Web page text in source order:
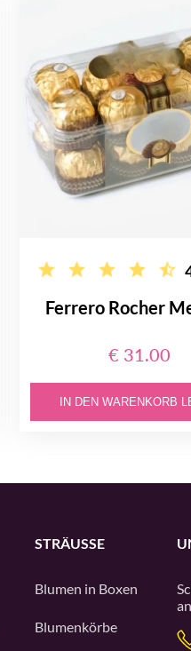
Ferrero Rocher
€ 31.00
IN DEN WARENKORB
STRÄUSSE
Blumen in Boxen
Blumenkörbe
an